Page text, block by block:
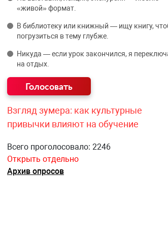
«живой» формат.
В библиотеку или книжный — ищу книгу,
погрузиться в тему глубже.
Никуда — если урок закончился, я
на отдых.
Взгляд зумера: как культурные
привычки влияют на обучение
Всего проголосовало: 2246
Открыть отдельно
Архив опросов